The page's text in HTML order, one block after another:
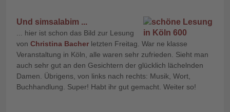
Und simsalabim ...
... hier ist schon das Bild zur Lesung
von Christina Bacher letzten Freitag. War ne klasse
Veranstaltung in Köln, alle waren sehr zufrieden. Sieht man
auch sehr gut an den Gesichtern der glücklich lächelnden
Damen. Übrigens, von links nach rechts: Musik, Wort,
Buchhandlung. Super! Habt ihr gut gemacht. Weiter so!